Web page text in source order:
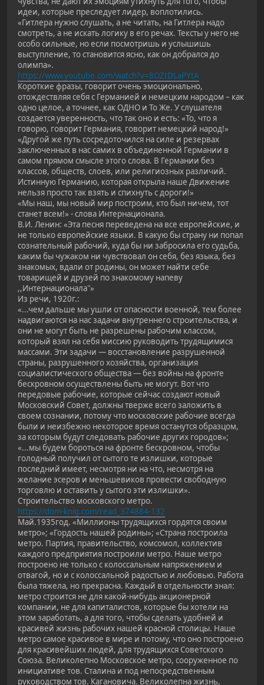
идеи, которые преследует лидер, воплотились.
«Гитлера нужно слушать, а не читать, на Гитлера надо
смотреть, а не искать логику в его речах. Тексты у него не
особо сильные, но если посмотришь и услышишь
выступление, то становится ясно, как он добрался до
олимпа».
https://www.youtube.com/watch?v=8OZtDLaPYtA
Короткие фразы, говорит очень эмоционально,
отождествляя себя с Германией и немецким народом – как
одно целое, а точнее, как ОДНО и То Же. У слушателя
создается уверенность, что так оно и есть: «То, что я
говорю, говорит Германия, говорит немецкий народ!»
«Другой же путь сосредоточился на силе и резервах
заключенных в нас самих в объединенной Германии в
самом прямом смысле этого слова. В Германии без
классов, обществ, слоев, или религиозных различий.
Истинную Германию, которая открыла наше Движение
нельзя просто так взять и спихнуть с дороги!»
«Мы наш, мы новый мир построим, кто был ничем, тот
станет всем!» - слова Интернационала.
В.И. Ленин: «Эта песня переведена на все европейские, и
не только европейские языки. В какую бы страну ни попал
сознательный рабочий, куда бы ни забросила его судьба,
каким бы чужаком ни чувствовал он себя, без языка, без
знакомых, вдали от родины, он может найти себе
товарищей и друзей по знакомому напеву
,,Интернационала"»
Из речи, 1920г.:
«...чем дальше мы ушли от опасности военной, тем более
надвигаются на нас задачи внутреннего строительства, и
они не могут быть не разрешены рабочим классом,
который взял на себя миссию руководить трудящимися
массами. Эти задачи — восстановление разрушенной
страны, разрушенного хозяйства, организация
социалистического общества — без войны на фронте
бескровном осуществлены быть не могут. Вот что
передовые рабочие, которые сейчас создают новый
Московский Совет, должны тверже всего заложить в
своем сознании, потому что московские рабочие всегда
были и неизбежно некоторое время останутся образцом,
за которым будут следовать рабочие других городов»;
«...мы будем бороться на фронте бескровном, чтобы
голодный получил от сытого те излишки, которые
последний имеет, несмотря ни на что, несмотря на
желание эсеров и меньшевиков провести свободную
торговлю и оставить у сытого эти излишки».
Строительство московского метро.
https://dom-knig.com/read_374884-132
Май.1935год. «Миллионы трудящихся гордятся своим
метро»; «Гордость нашей родины»; «Страна построила
метро. Партия, правительство, комсомол, коллектив
каждого предприятия построили метро. Наше метро
построено не только с колоссальным напряжением и
отвагой, но и с колоссальной радостью и любовью. Работа
была тяжела, но прекрасна. Каждый в отдельности знал:
метро строится не для какой-нибудь акционерной
компании, не для капиталистов, которые бы хотели на
этом заработать, а для того, чтобы сделать удобней и
красивей жизнь рабочих нашей красной столицы. Наше
метро самое красивое в мире и потому, что оно построено
для красивейших людей, для трудящихся Советского
Союза. Великолепно Московское метро, сооруженное по
инициативе тов. Сталина и под непосредственным
руководством тов. Кагановича. Великолепна жизнь,